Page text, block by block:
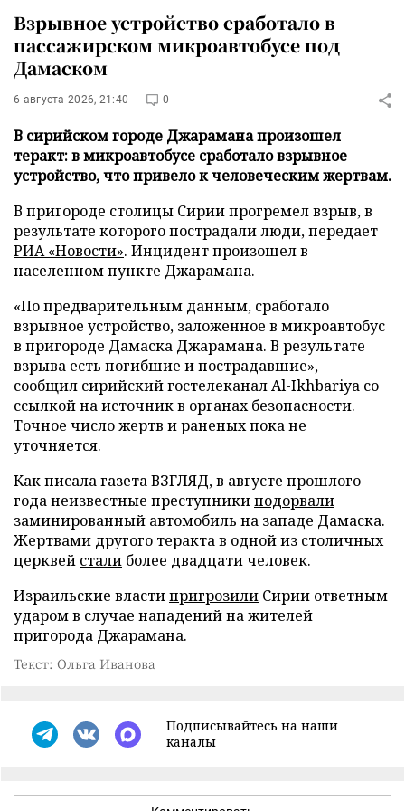
Взрывное устройство сработало в
пассажирском микроавтобусе под
Дамаском
6 августа 2026, 21:40 0
В сирийском городе Джарамана произошел
теракт: в микроавтобусе сработало взрывное
устройство, что привело к человеческим жертвам.
В пригороде столицы Сирии прогремел взрыв, в
результате которого пострадали люди, передает
РИА «Новости». Инцидент произошел в
населенном пункте Джарамана.
«По предварительным данным, сработало
взрывное устройство, заложенное в микроавтобус
в пригороде Дамаска Джарамана. В результате
взрыва есть погибшие и пострадавшие», –
сообщил сирийский гостелеканал Al-Ikhbariya со
ссылкой на источник в органах безопасности.
Точное число жертв и раненых пока не
уточняется.
Как писала газета ВЗГЛЯД, в августе прошлого
года неизвестные преступникиподорвали
заминированный автомобиль на западе Дамаска.
Жертвами другого теракта в одной из столичных
церквей стали более двадцати человек.
Израильские властипригрозили Сирии ответным
ударом в случае нападений на жителей
пригорода Джарамана.
Текст: Ольга Иванова
Подписывайтесь на наши
каналы